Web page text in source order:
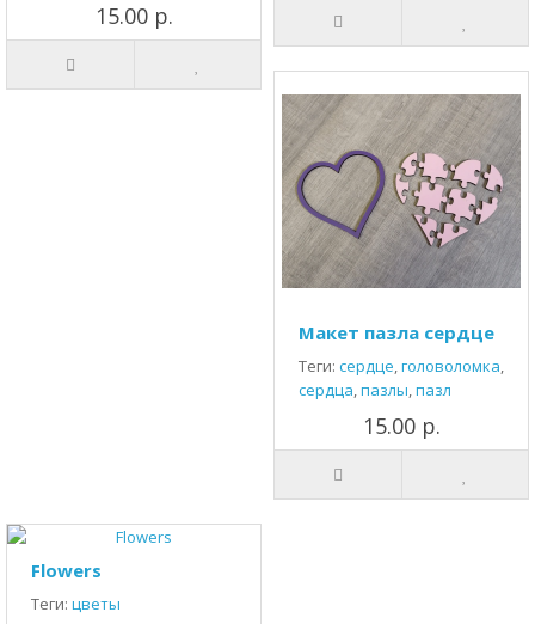
15.00 р.
Макет пазла сердце
Теги: сердце,головоломка,
сердца,пазлы,пазл
15.00 р.
Flowers
Теги: цветы